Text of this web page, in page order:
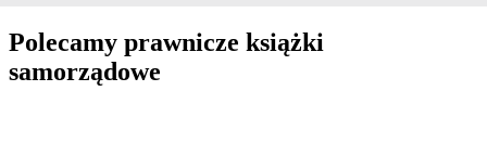
Polecamy prawnicze książki
samorządowe